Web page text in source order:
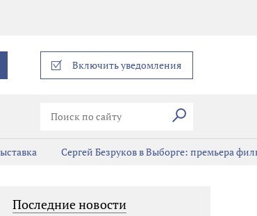
Включить уведомления
Искать
Сергей Безруков в Выборге: премьера
Последние новости